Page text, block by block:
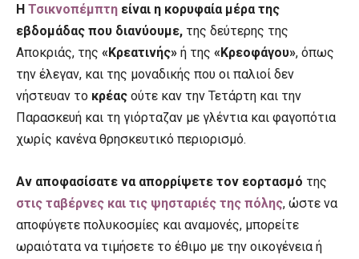
Η Τσικνοπέμπτη είναι η κορυφαία μέρα της
εβδομάδας που διανύουμε, της δεύτερης της
Αποκριάς, της «Κρεατινής» ή της «Κρεοφάγου», όπως
την έλεγαν, και της μοναδικής που οι παλιοί δεν
νήστευαν το κρέας ούτε καν την Τετάρτη και την
Παρασκευή και τη γιόρταζαν με γλέντια και φαγοπότια
χωρίς κανένα θρησκευτικό περιορισμό.
Aν αποφασίσατε να απορρίψετε τον εορτασμό της
στις ταβέρνες και τις ψησταριές της πόλης, ώστε να
αποφύγετε πολυκοσμίες και αναμονές, μπορείτε
ωραιότατα να τιμήσετε το έθιμο με την οικογένεια ή